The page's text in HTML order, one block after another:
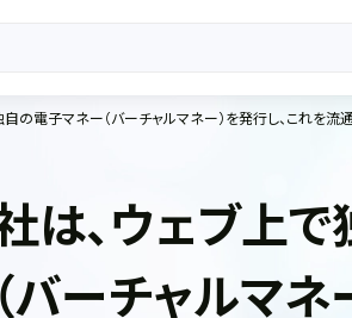
は、ウェブ上
バーチャルマネ